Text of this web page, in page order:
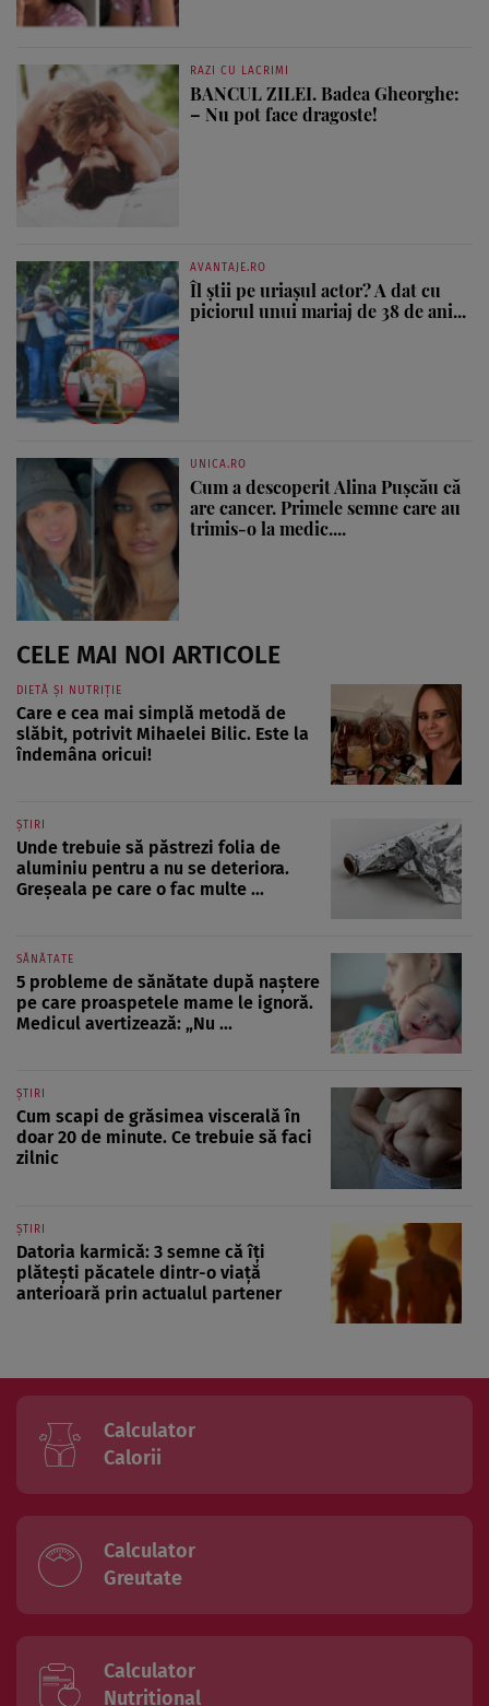
RAZI CU LACRIMI
BANCUL ZILEI. Badea Gheorghe:
– Nu pot face dragoste!
AVANTAJE.RO
Îl știi pe uriașul actor? A dat cu
piciorul unui mariaj de 38 de ani...
UNICA.RO
Cum a descoperit Alina Pușcău că
are cancer. Primele semne care au
trimis-o la medic....
CELE MAI NOI ARTICOLE
DIETĂ ȘI NUTRIȚIE
Care e cea mai simplă metodă de
slăbit, potrivit Mihaelei Bilic. Este la
îndemâna oricui!
ȘTIRI
Unde trebuie să păstrezi folia de
aluminiu pentru a nu se deteriora.
Greșeala pe care o fac multe ...
SĂNĂTATE
5 probleme de sănătate după naștere
pe care proaspetele mame le ignoră.
Medicul avertizează: „Nu ...
ȘTIRI
Cum scapi de grăsimea viscerală în
doar 20 de minute. Ce trebuie să faci
zilnic
ȘTIRI
Datoria karmică: 3 semne că îți
plătești păcatele dintr-o viață
anterioară prin actualul partener
Calculator
Calorii
Calculator
Greutate
Calculator
Nutritional